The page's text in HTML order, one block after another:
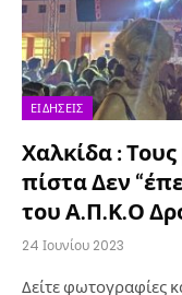
ΕΙΔΉΣΕΙΣ
Χαλκίδα :
πίστα Δεν
του Α.Π.Κ.Ο
24 Ιουνίου 2023
Δείτε φωτογραφίες